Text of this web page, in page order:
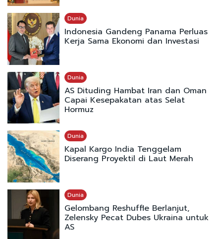
Dunia
Indonesia Gandeng Panama Perluas
Kerja Sama Ekonomi dan Investasi
Dunia
AS Dituding Hambat Iran dan Oman
Capai Kesepakatan atas Selat
Hormuz
Dunia
Kapal Kargo India Tenggelam
Diserang Proyektil di Laut Merah
Dunia
Gelombang Reshuffle Berlanjut,
Zelensky Pecat Dubes Ukraina untuk
AS